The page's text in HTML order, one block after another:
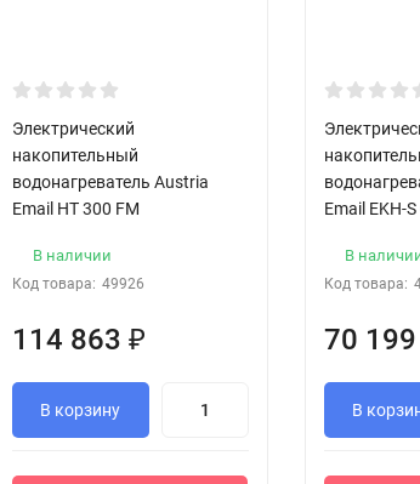
Электрический
накопительный
водонагреватель Austria
Email HT 300 FM
В наличии
Код товара: 49926
114 863 ₽
В корзину
Email EKH-
В
Код товара:
70 199
В